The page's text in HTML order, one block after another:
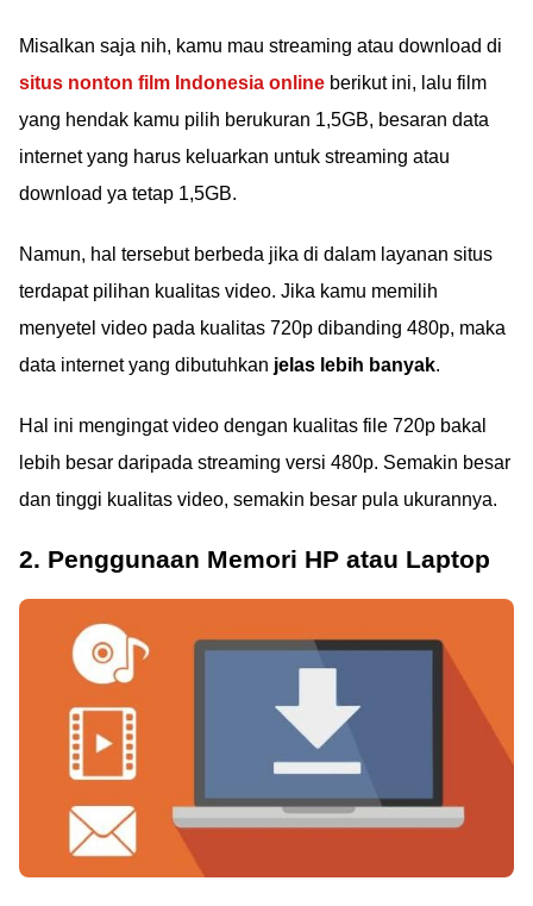
Misalkan saja nih, kamu mau streaming atau download di
situs nonton film Indonesia online berikut ini, lalu film
yang hendak kamu pilih berukuran 1,5GB, besaran data
internet yang harus keluarkan untuk streaming atau
download ya tetap 1,5GB.
Namun, hal tersebut berbeda jika di dalam layanan situs
terdapat pilihan kualitas video. Jika kamu memilih
menyetel video pada kualitas 720p dibanding 480p, maka
data internet yang dibutuhkan jelas lebih banyak.
Hal ini mengingat video dengan kualitas file 720p bakal
lebih besar daripada streaming versi 480p. Semakin besar
dan tinggi kualitas video, semakin besar pula ukurannya.
2. Penggunaan Memori HP atau Laptop